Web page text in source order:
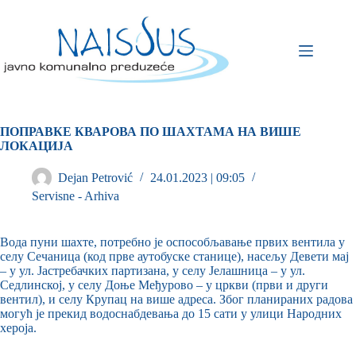
ПОПРАВКЕ КВАРОВА ПО ШАХТАМА НА ВИШЕ
ЛОКАЦИЈА
Dejan Petrović
24.01.2023 | 09:05
Servisne - Arhiva
Вода пуни шахте, потребно је оспособљавање првих вентила у
селу Сечаница (код прве аутобуске станице), насељу Девети мај
– у ул. Јастребачких партизана, у селу Јелашница – у ул.
Седлинској, у селу Доње Међурово – у цркви (први и други
вентил), и селу Крупац на више адреса. Због планираних радова
могућ је прекид водоснабдевања до 15 сати у улици Народних
хероја.